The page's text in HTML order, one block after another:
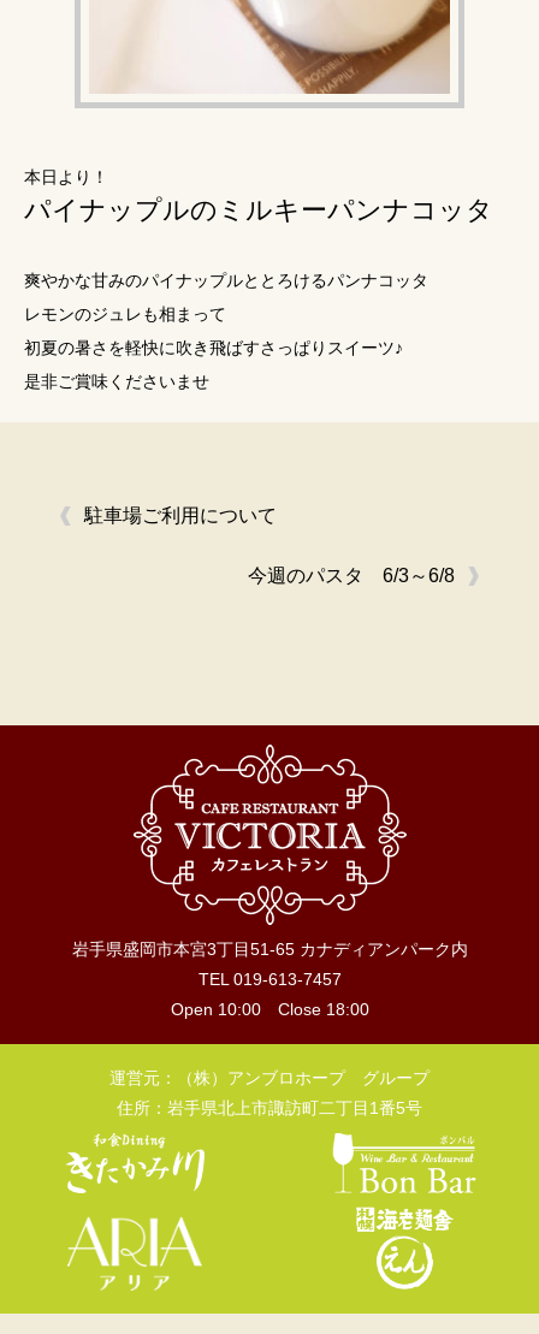
本日より！
パイナップルのミルキーパンナコッタ
爽やかな甘みのパイナップルととろけるパンナコッタ
レモンのジュレも相まって
初夏の暑さを軽快に吹き飛ばすさっぱりスイーツ♪
是非ご賞味くださいませ
駐車場ご利用について
今週のパスタ 6/3～6/8
岩手県盛岡市本宮3丁目51-65 カナディアンパーク内
TEL 019-613-7457
Open 10:00 Close 18:00
運営元：（株）アンブロホープ グループ
住所：岩手県北上市諏訪町二丁目1番5号